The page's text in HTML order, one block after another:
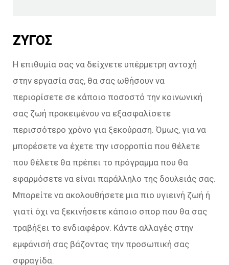
ΖΥΓΟΣ
Η επιθυμία σας να δείχνετε υπέρμετρη αντοχή
στην εργασία σας, θα σας ωθήσουν να
περιορίσετε σε κάποιο ποσοστό την κοινωνική
σας ζωή προκειμένου να εξασφαλίσετε
περισσότερο χρόνο για ξεκούραση. Όμως, για να
μπορέσετε να έχετε την ισορροπία που θέλετε
που θέλετε θα πρέπει το πρόγραμμα που θα
εφαρμόσετε να είναι παράλληλο της δουλειάς σας.
Μπορείτε να ακολουθήσετε μια πιο υγιεινή ζωή ή
γιατί όχι να ξεκινήσετε κάποιο σπορ που θα σας
τραβήξει το ενδιαφέρον. Κάντε αλλαγές στην
εμφάνισή σας βάζοντας την προσωπική σας
σφραγίδα.